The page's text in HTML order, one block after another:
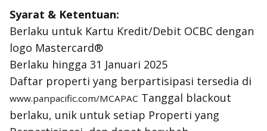
Syarat & Ketentuan:
Berlaku untuk Kartu Kredit/Debit OCBC dengan
logo Mastercard®
Berlaku hingga 31 Januari 2025
Daftar properti yang berpartisipasi tersedia di
www.panpacific.com/MCAPAC Tanggal blackout
berlaku, unik untuk setiap Properti yang